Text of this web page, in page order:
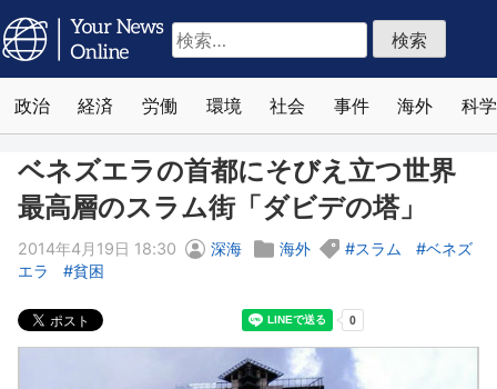
検
索:
政治 経済 労働 環境 社会 事件 海外 科学
ベネズエラの首都にそびえ立つ世界
最高層のスラム街「ダビデの塔」
2014年4月19日 18:30 深海 海外 スラム
ベネズ
エラ
貧困